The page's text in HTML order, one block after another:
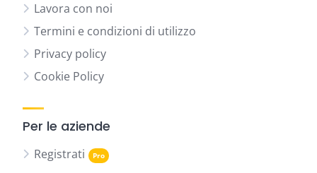
Lavora con noi
Termini e condizioni di utilizzo
Privacy policy
Cookie Policy
Per le aziende
Registrati